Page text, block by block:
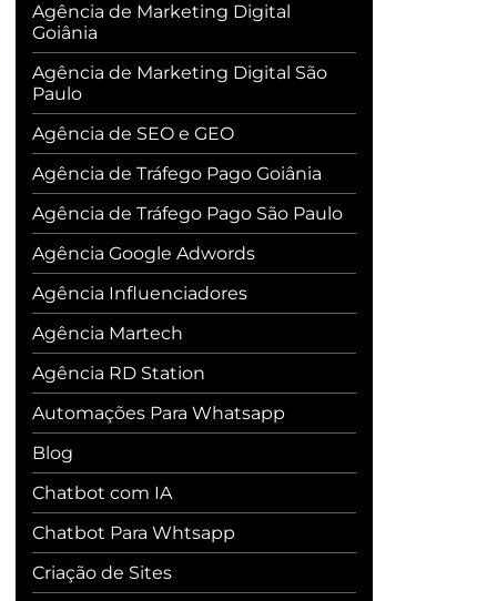
Agência de Marketing Digital
Goiânia
Agência de Marketing Digital São
Paulo
Agência de SEO e GEO
Agência de Tráfego Pago Goiânia
Agência de Tráfego Pago São Paulo
Agência Google Adwords
Agência Influenciadores
Agência Martech
Agência RD Station
Automações Para Whatsapp
Blog
Chatbot com IA
Chatbot Para Whtsapp
Criação de Sites